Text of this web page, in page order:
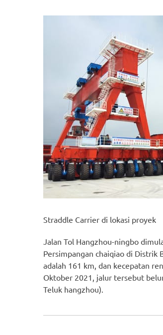
Straddle Carrier di lokasi proyek
Jalan Tol Hangzhou-ningbo
Persimpangan chaiqiao di Distrik
adalah 161 km, dan kecepatan
Oktober 2021, jalur tersebut
Teluk hangzhou).